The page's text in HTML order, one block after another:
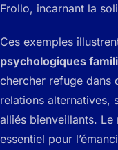
Frollo, incarnant la
Ces exemples
psychologiques
chercher refuge dans
relations alternatives,
alliés bienveillants.
essentiel pour